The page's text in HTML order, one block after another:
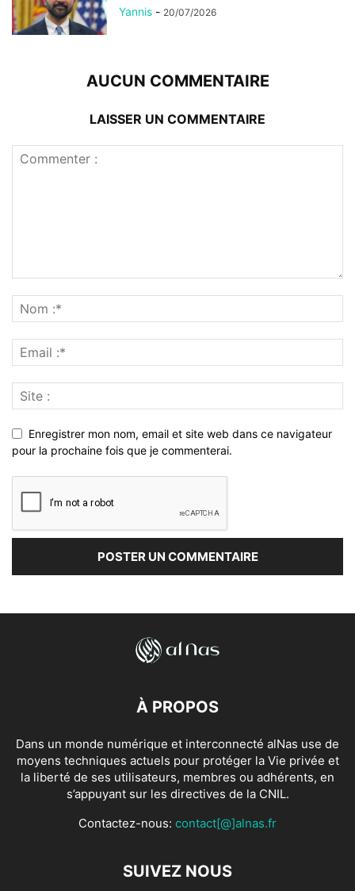
Yannis - 20/07/2026
AUCUN COMMENTAIRE
LAISSER UN COMMENTAIRE
Enregistrer mon nom, email et site web dans ce navigateur
pour la prochaine fois que je commenterai.
À PROPOS
Dans un monde numérique et interconnecté alNas use de
moyens techniques actuels pour protéger la Vie privée et
la liberté de ses utilisateurs, membres ou adhérents, en
s’appuyant sur les directives de la CNIL.
Contactez-nous: contact[@]alnas.fr
SUIVEZ NOUS